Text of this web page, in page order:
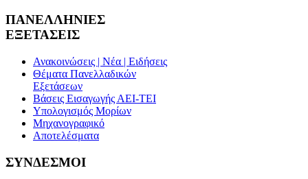
ΠΑΝΕΛΛΗΝΙΕΣ
ΕΞΕΤΑΣΕΙΣ
Ανακοινώσεις | Νέα | Ειδήσεις
Θέματα Πανελλαδικών
Εξετάσεων
Βάσεις Εισαγωγής ΑΕΙ-ΤΕΙ
Υπολογισμός Μορίων
Μηχανογραφικό
Αποτελέσματα
ΣΥΝΔΕΣΜΟΙ